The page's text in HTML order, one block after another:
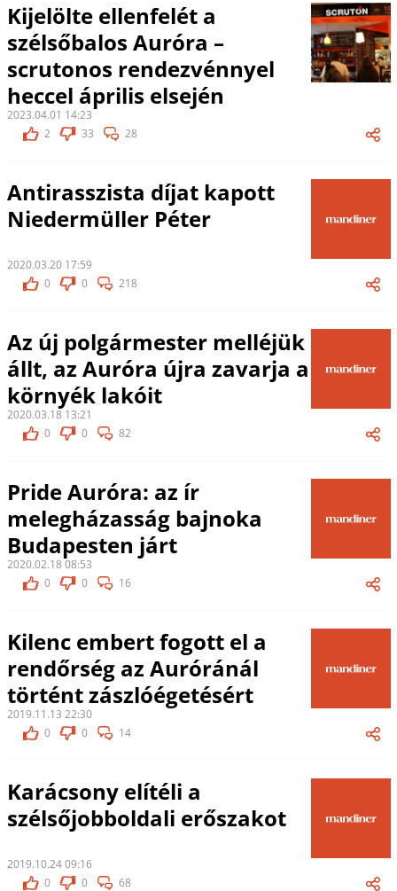
Kijelölte ellenfelét a
szélsőbalos Auróra –
scrutonos rendezvénnyel
heccel április elsején
2023.04.01 14:23
2
33 28
Antirasszista díjat kapott
Niedermüller Péter
2020.03.20 17:59
0
0 218
Az új polgármester melléjük
állt, az Auróra újra zavarja a
környék lakóit
2020.03.18 13:21
0
0 82
Pride Auróra: az ír
melegházasság bajnoka
Budapesten járt
2020.02.18 08:53
0
0 16
Kilenc embert fogott el a
rendőrség az Auróránál
történt zászlóégetésért
2019.11.13 22:30
0
0 14
Karácsony elítéli a
szélsőjobboldali erőszakot
2019.10.24 09:16
0
0 68